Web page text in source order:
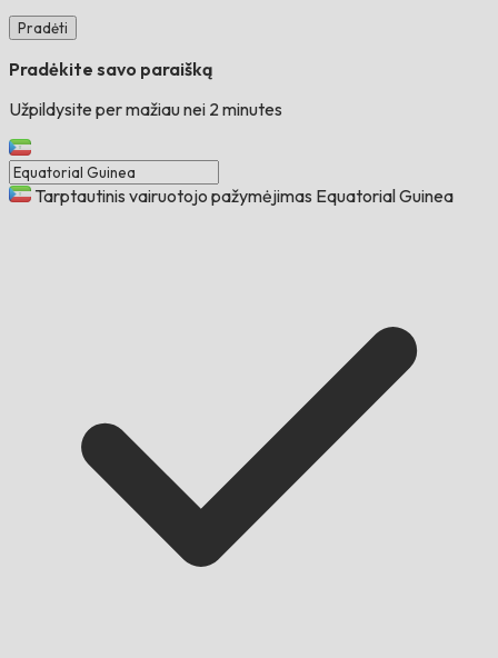
Pradėti
Pradėkite savo paraišką
Užpildysite per mažiau nei 2 minutes
Tarptautinis vairuotojo pažymėjimas Equatorial Guinea